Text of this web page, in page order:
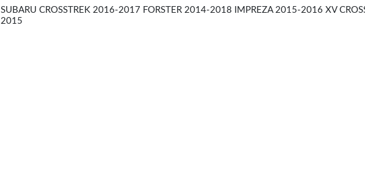
SUBARU CROSSTREK 2016-2017 FORSTER 2014-2018 IMPREZA 2015-2016 XV
2015